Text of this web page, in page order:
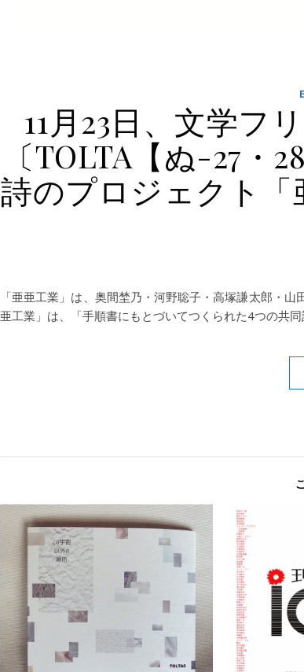
11月23日、文学フ
〔TOLTA【ぬ-27・
詩のプロジェクト「
「亜亜工業」は、奥間埜乃・河野聡子・高塚謙太郎・
亜工業」は、「手順書にもとづいてつくられた4つの共